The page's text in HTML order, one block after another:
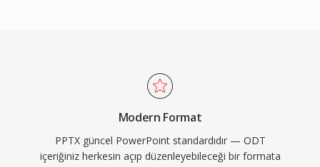
Modern Format
PPTX güncel PowerPoint standardıdır — ODT
içeriğiniz herkesin açıp düzenleyebileceği bir formata